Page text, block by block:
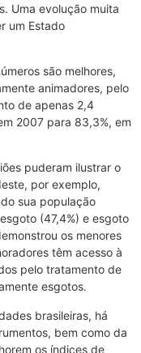
Uma evolução muita
um Estado
são melhores,
animadores, pelo
de apenas 2,4
2007 para 83,3%, em
puderam ilustrar o
por exemplo,
sua população
(47,4%) e esgoto
os menores
têm acesso à
pelo tratamento de
esgotos.
brasileiras, há
bem como da
os índices de